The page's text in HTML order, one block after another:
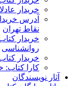
خریدار
آدرس
نقاط تهران
خریدار
روانشناسی
خریدار
کارا کتاب:
آثار نویسندگان